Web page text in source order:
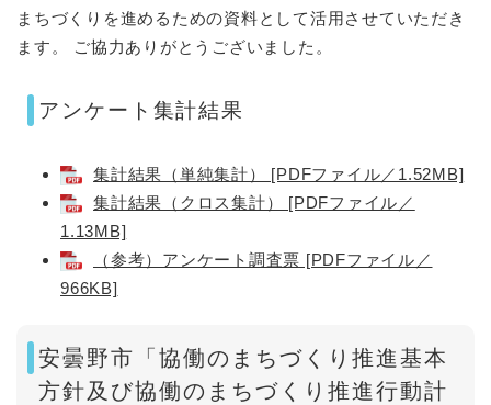
まちづくりを進めるための資料として活用させていただき
ます。 ご協力ありがとうございました。
アンケート集計結果
集計結果（単純集計） [PDFファイル／1.52MB]
集計結果（クロス集計） [PDFファイル／
1.13MB]
（参考）アンケート調査票 [PDFファイル／
966KB]
安曇野市「協働のまちづくり推進基本
方針及び協働のまちづくり推進行動計